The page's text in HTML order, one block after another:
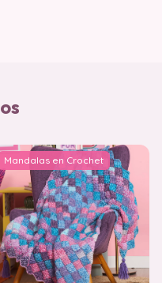
Mandalas en Crochet